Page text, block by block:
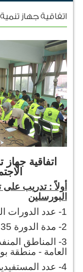
اتفاقية جهاز
اتفاقية
أولاً : تدريب
البورسلين
1- عدد الدورات المنفذة أربع دورات.
2- مدة الدورة 35 يوماً للدورة الواحدة.
3- المناطق
العامة - منطقة
4- عدد المستفيدين من التدريب 90 مستفيد.